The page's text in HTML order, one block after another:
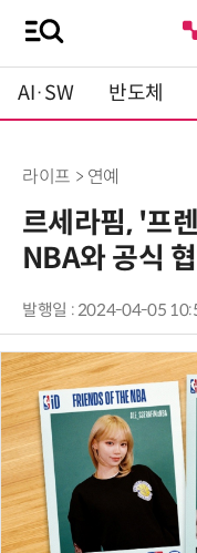
AI·SW 반도체
라이프 > 연예
르세라핌, '프
NBA와 공식
발행일 : 2024-04-05